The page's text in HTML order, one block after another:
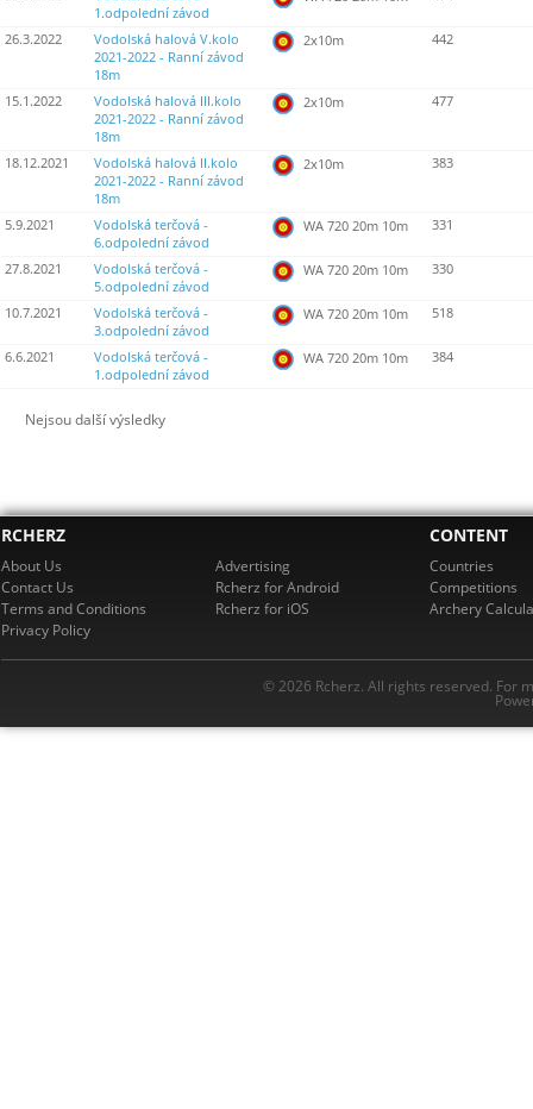
1.odpolední závod
26.3.2022
Vodolská halová V.kolo
2021-2022 - Ranní závod
18m
2x10m 442
15.1.2022
Vodolská halová III.kolo
2021-2022 - Ranní závod
18m
2x10m 477
18.12.2021
Vodolská halová II.kolo
2021-2022 - Ranní závod
18m
2x10m 383
5.9.2021
Vodolská terčová -
6.odpolední závod
WA 720 20m 10m 331
27.8.2021
Vodolská terčová -
5.odpolední závod
WA 720 20m 10m 330
10.7.2021
Vodolská terčová -
3.odpolední závod
WA 720 20m 10m 518
6.6.2021
Vodolská terčová -
1.odpolední závod
WA 720 20m 10m 384
Nejsou další výsledky
RCHERZ
About Us
Contact Us
Terms and Conditions
Privacy Policy
Advertising
Rcherz for Android
Rcherz for iOS
CONTENT
Countries
Competitions
Archery
© 2026 Rcherz. All rights reserved. For